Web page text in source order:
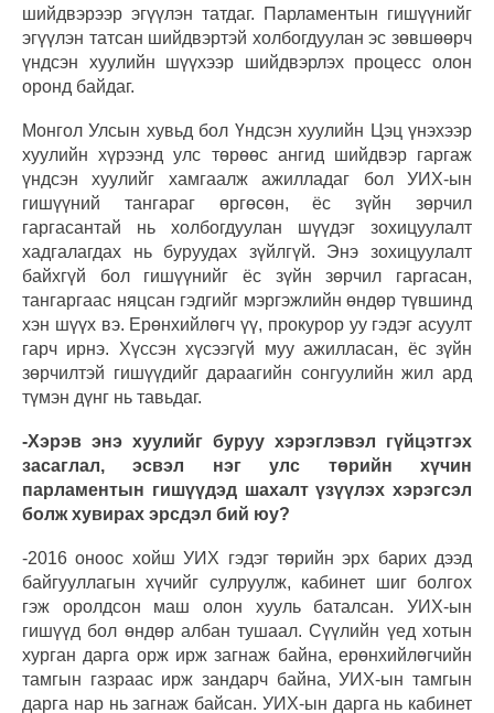
шийдвэрээр эгүүлэн татдаг. Парламентын гишүүнийг
эгүүлэн татсан шийдвэртэй холбогдуулан эс зөвшөөрч
үндсэн хуулийн шүүхээр шийдвэрлэх процесс олон
оронд байдаг.
Монгол Улсын хувьд бол Үндсэн хуулийн Цэц үнэхээр
хуулийн хүрээнд улс төрөөс ангид шийдвэр гаргаж
үндсэн хуулийг хамгаалж ажилладаг бол УИХ-ын
гишүүний тангараг өргөсөн, ёс зүйн зөрчил
гаргасантай нь холбогдуулан шүүдэг зохицуулалт
хадгалагдах нь буруудах зүйлгүй. Энэ зохицуулалт
байхгүй бол гишүүнийг ёс зүйн зөрчил гаргасан,
тангаргаас няцсан гэдгийг мэргэжлийн өндөр түвшинд
хэн шүүх вэ. Ерөнхийлөгч үү, прокурор уу гэдэг асуулт
гарч ирнэ. Хүссэн хүсээгүй муу ажилласан, ёс зүйн
зөрчилтэй гишүүдийг дараагийн сонгуулийн жил ард
түмэн дүнг нь тавьдаг.
-Хэрэв энэ хуулийг буруу хэрэглэвэл гүйцэтгэх
засаглал, эсвэл нэг улс төрийн хүчин
парламентын гишүүдэд шахалт үзүүлэх хэрэгсэл
болж хувирах эрсдэл бий юу?
-2016 оноос хойш УИХ гэдэг төрийн эрх барих дээд
байгууллагын хүчийг сулруулж, кабинет шиг болгох
гэж оролдсон маш олон хууль баталсан. УИХ-ын
гишүүд бол өндөр албан тушаал. Сүүлийн үед хотын
хурган дарга орж ирж загнаж байна, ерөнхийлөгчийн
тамгын газраас ирж зандарч байна, УИХ-ын тамгын
дарга нар нь загнаж байсан. УИХ-ын дарга нь кабинет